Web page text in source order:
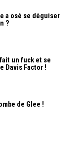
a osé se déguiser
?
un fuck et se
Davis Factor !
de Glee !